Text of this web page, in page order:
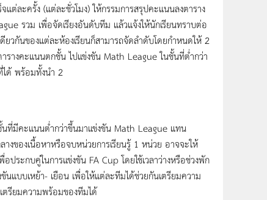
จแต่ละครั้ง (แต่ละชั่วโมง) ให้กรรมการสรุปคะแนนลงตาราง
รวม เพื่อจัดเรียงอันดับทีม แล้วแจ้งให้นักเรียนทราบต่อ
ดียวกันของแต่ละห้องเรียนก็สามารถจัดลำดับโดยกำหนดให้ 2
รางคะแนนตกชั้น ไปแข่งขัน Math League ในชั้นที่ต่ำกว่า
ด้ พร้อมทั้งนำ 2
ที่มีคะแนนต่ำกว่าขึ้นมาแข่งขัน Math League แทน
างของเนื้อหาหรือจบหน่วยการเรียนรู้ 1 หน่วย อาจจะให้
ประกบคู่ในการแข่งขัน FA Cup โดยใช้เวลาว่างหรือช่วงพัก
ขันแบบเหย้า- เยือน เพื่อให้แต่ละทีมได้ช่วยกันเตรียมความ
ตรียมความพร้อมของทีมได้